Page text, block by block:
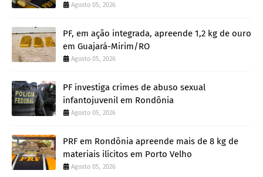
Agosto 05, 2026
PF, em ação integrada, apreende 1,2 kg de ouro
em Guajará-Mirim/RO
Agosto 05, 2026
PF investiga crimes de abuso sexual
infantojuvenil em Rondônia
Agosto 05, 2026
PRF em Rondônia apreende mais de 8 kg de
materiais ilícitos em Porto Velho
Agosto 05, 2026